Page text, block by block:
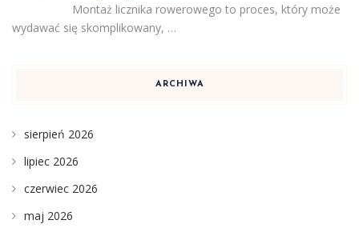
Montaż licznika rowerowego to proces, który może
wydawać się skomplikowany, …
ARCHIWA
sierpień 2026
lipiec 2026
czerwiec 2026
maj 2026